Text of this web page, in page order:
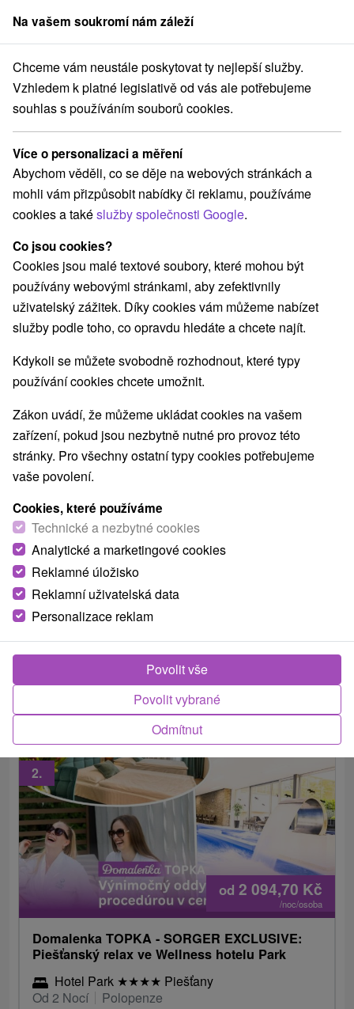
člen skupinySorger
Pobyty na Slovensku Pobyty v akci Západné Slovensko
Pobyty v akci Západné Slovensko
Kategorie
Všechny kategorie
Pobyty v akci(43)
Wellness pobyty(67) Víkendové pobyty(44)
Romantické pobyty
Rodinné pobyty(30)
Vyberte lokalitu nebo termín
Nejprodávanější
1.
All Inclusive léto v Piešťanech: 1 dítě do 12 let
ZDARMA, animace PLANET FUN
Hotel Park★★★★
Skvělý letní all inclusive pobyt pro celou rodinu.
Kromě pestré nabídky nápojů a jídel mají animátoři
pro všechny členy rodiny...
od 2 094,70 Kč
/noc/osoba
2.
Domalenka TOPKA - SORGER EXCLUSIVE:
Piešťanský relax ve Wellness hotelu Park
Hotel Park ★★★★ Piešťany
Od 2 Nocí
Polopenze
Na vašem soukromí nám záleží
Chceme vám neustále poskytovat ty nejlepší služby.
Vzhledem k platné legislativě od vás ale potřebujeme
souhlas s používáním souborů cookies.
Více o personalizaci a měření
Abychom věděli, co se děje na webových stránkách a
mohli vám přizpůsobit nabídky či reklamu, používáme
cookies a takéslužby společnosti Google.
Co jsou cookies?
Cookies jsou malé textové soubory, které mohou být
používány webovými stránkami, aby zefektivnily
uživatelský zážitek. Díky cookies vám můžeme nabízet
služby podle toho, co opravdu hledáte a chcete najít.
Kdykoli se můžete svobodně rozhodnout, které typy
používání cookies chcete umožnit.
Zákon uvádí, že můžeme ukládat cookies na vašem
zařízení, pokud jsou nezbytně nutné pro provoz této
stránky. Pro všechny ostatní typy cookies potřebujeme
vaše povolení.
Cookies, které používáme
Technické a nezbytné cookies
Analytické a marketingové cookies
Reklamné úložisko
Reklamní uživatelská data
Personalizace reklam
Odmítnut
Povolit vybrané
Povolit vše